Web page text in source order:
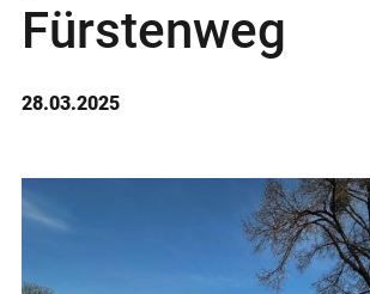
Fürstenweg
28.03.2025